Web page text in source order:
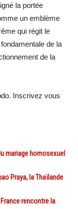
la portée
un emblème
qui régit le
de la
de la
Inscrivez vous
mariage homosexuel
Praya, la Thaïlande
rencontre la